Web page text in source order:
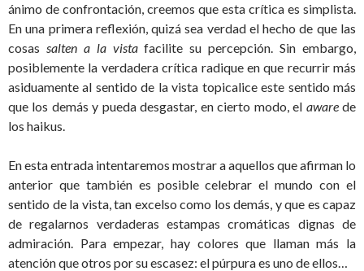
ánimo de confrontación, creemos que esta crítica es simplista.
En una primera reflexión, quizá sea verdad el hecho de que las
cosas salten a la vistafacilite su percepción. Sin embargo,
posiblemente la verdadera crítica radique en que recurrir más
asiduamente al sentido de la vista topicalice este sentido más
que los demás y pueda desgastar, en cierto modo, el awarede
los haikus.
En esta entrada intentaremos mostrar a aquellos que afirman lo
anterior que también es posible celebrar el mundo con el
sentido de la vista, tan excelso como los demás, y que es capaz
de regalarnos verdaderas estampas cromáticas dignas de
admiración. Para empezar, hay colores que llaman más la
atención que otros por su escasez: el púrpura es uno de ellos…